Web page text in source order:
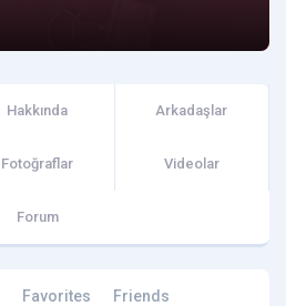
Hakkında Arkadaşlar
Fotoğraflar Videolar
Forum
Favorites Friends